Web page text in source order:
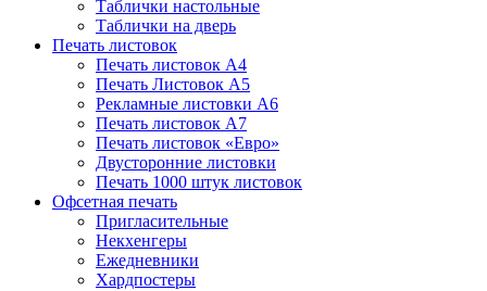
Таблички настольные
Таблички на дверь
Печать листовок
Печать листовок А4
Печать Листовок А5
Рекламные листовки А6
Печать листовок А7
Печать листовок «Евро»
Двусторонние листовки
Печать 1000 штук листовок
Офсетная печать
Пригласительные
Некхенгеры
Ежедневники
Хардпостеры